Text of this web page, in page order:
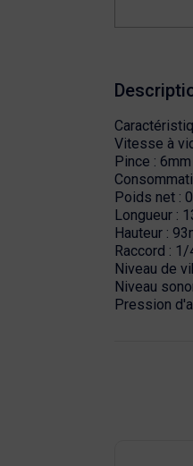
Vitesse à
Pince : 6mm
Poids net :
Longueur :
Hauteur :
Raccord :
Niveau de
Niveau
Pression